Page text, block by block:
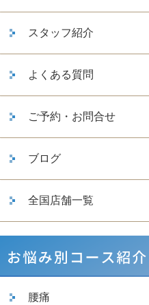
スタッフ紹介
よくある質問
ご予約・お問合せ
ブログ
全国店舗一覧
腰痛